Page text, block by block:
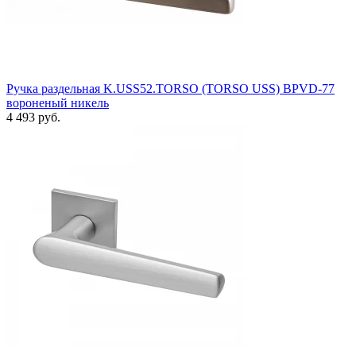
Ручка раздельная K.USS52.TORSO (TORSO USS) BPVD-77
вороненый никель
4 493 руб.